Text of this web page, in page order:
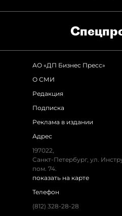
АО «ДП Бизнес Пресс»
О СМИ
Редакция
Подписка
Реклама в издании
Адрес
197022,
Санкт-Петербург, ул.
пом. 74.
показать на карте
Телефон
(812) 328-28-28